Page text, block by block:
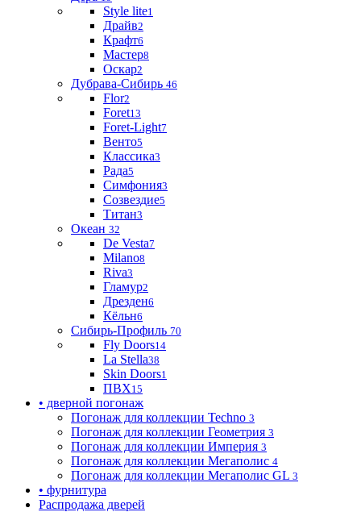
Style lite1
Драйв2
Крафт6
Мастер8
Оскар2
Дубрава-Сибирь 46
Flor2
Foret13
Foret-Light7
Венто5
Классика3
Рада5
Симфония3
Созвездие5
Титан3
Океан 32
De Vesta7
Milano8
Riva3
Гламур2
Дрезден6
Кёльн6
Сибирь-Профиль 70
Fly Doors14
La Stella38
Skin Doors1
ПВХ15
• дверной погонаж
Погонаж для коллекции Techno 3
Погонаж для коллекции Геометрия 3
Погонаж для коллекции Империя 3
Погонаж для коллекции Мегаполис 4
Погонаж для коллекции Мегаполис GL 3
• фурнитура
Распродажа дверей